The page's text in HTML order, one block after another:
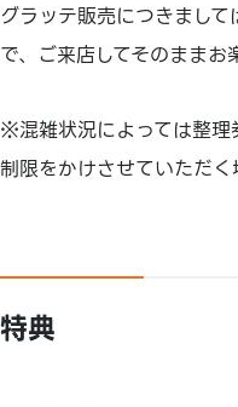
グラッテ販売につきまし
で、ご来店してそのままお
※混雑状況によっては整理
制限をかけさせていただく
特典